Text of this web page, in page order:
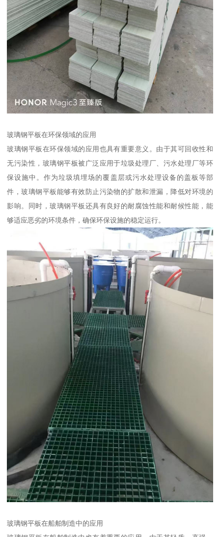
玻璃钢平板在环保领域的应用
玻璃钢平板在环保领域的应用也具有重要意义。由于其可回收性和
无污染性，玻璃钢平板被广泛应用于垃圾处理厂、污水处理厂等环
保设施中。作为垃圾填埋场的覆盖层或污水处理设备的盖板等部
件，玻璃钢平板能够有效防止污染物的扩散和泄漏，降低对环境的
影响。同时，玻璃钢平板还具有良好的耐腐蚀性能和耐候性能，能
够适应恶劣的环境条件，确保环保设施的稳定运行。
玻璃钢平板在船舶制造中的应用